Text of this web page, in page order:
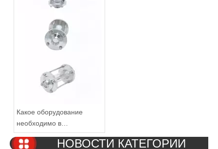
Какое оборудование
необходимо в
гигиенической
трубопроводной системеНОВОСТИ КАТЕГОРИИ